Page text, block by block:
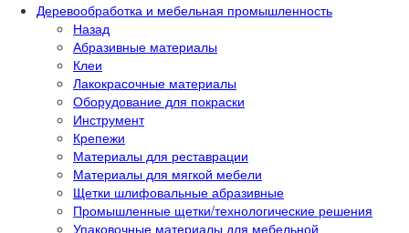
Деревообработка и мебельная промышленность
Назад
Абразивные материалы
Клеи
Лакокрасочные материалы
Оборудование для покраски
Инструмент
Крепежи
Материалы для реставрации
Материалы для мягкой мебели
Щетки шлифовальные абразивные
Промышленные щетки/технологические решения
Упаковочные материалы для мебельной